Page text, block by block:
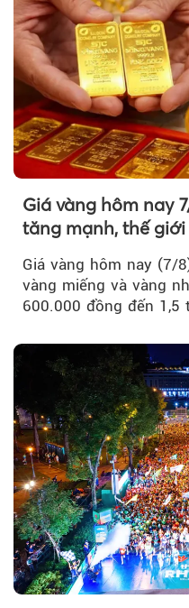
Giá vàng hôm nay
tăng mạnh, thế
Giá vàng hôm nay (7/
vàng miếng và vàng
600.000 đồng đến
vàng thế giới bứt phá
một tháng.